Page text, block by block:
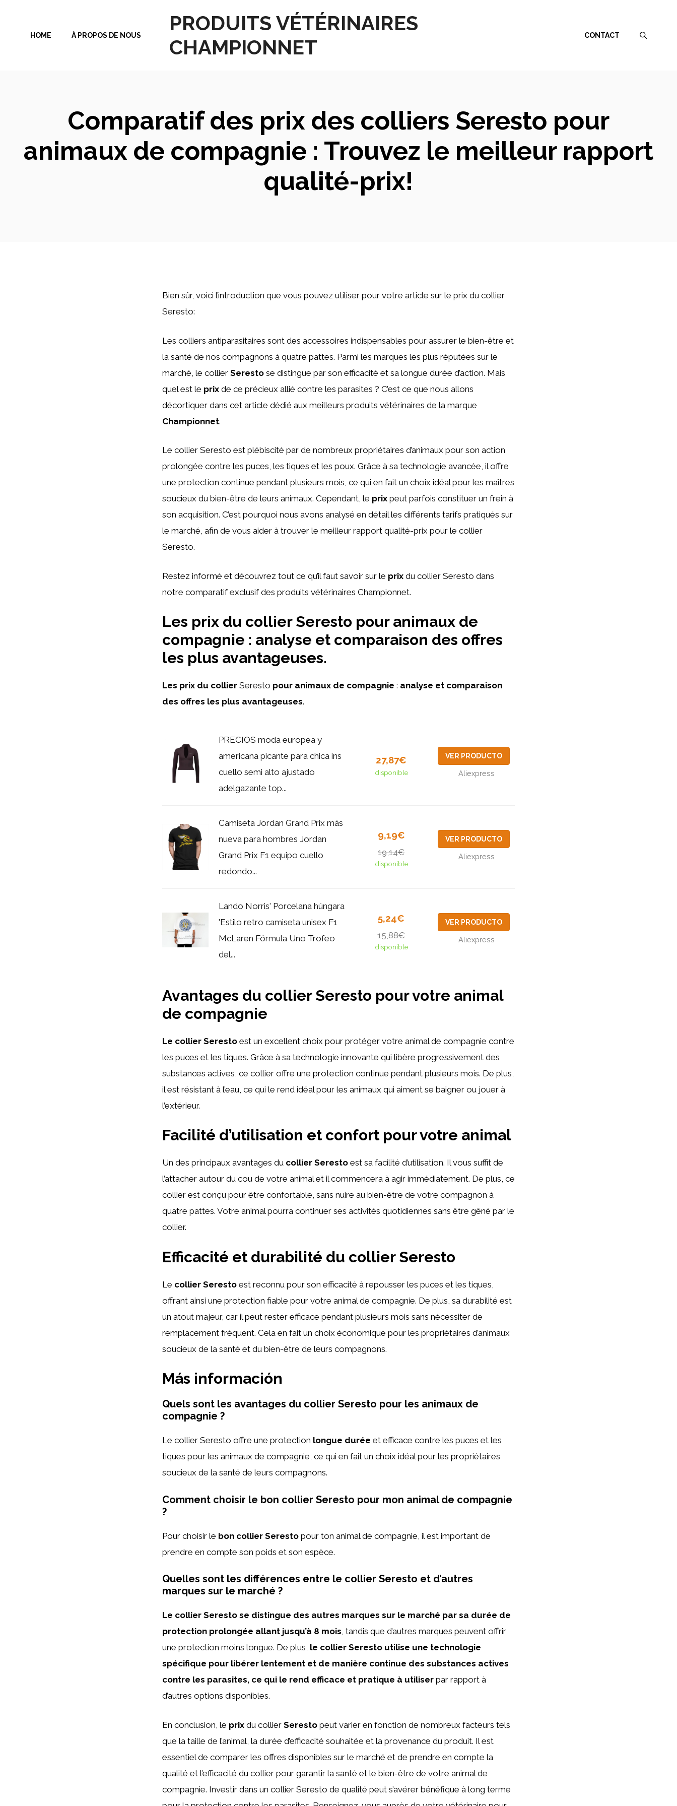
contenu
PRODUITS VÉTÉRINAIRES
CHAMPIONNET
HOME À PROPOS DE NOUS CONTACT
Comparatif des prix des colliers Seresto pour
animaux de compagnie : Trouvez le meilleur rapport
qualité-prix!
Bien sûr, voici l’introduction que vous pouvez utiliser pour votre article sur le prix du collier
Seresto:
Les colliers antiparasitaires sont des accessoires indispensables pour assurer le bien-être et
la santé de nos compagnons à quatre pattes. Parmi les marques les plus réputées sur le
marché, le collier Seresto se distingue par son efficacité et sa longue durée d’action. Mais
quel est le prix de ce précieux allié contre les parasites ? C’est ce que nous allons
décortiquer dans cet article dédié aux meilleurs produits vétérinaires de la marque
Championnet.
Le collier Seresto est plébiscité par de nombreux propriétaires d’animaux pour son action
prolongée contre les puces, les tiques et les poux. Grâce à sa technologie avancée, il offre
une protection continue pendant plusieurs mois, ce qui en fait un choix idéal pour les maîtres
soucieux du bien-être de leurs animaux. Cependant, le prix peut parfois constituer un frein à
son acquisition. C’est pourquoi nous avons analysé en détail les différents tarifs pratiqués sur
le marché, afin de vous aider à trouver le meilleur rapport qualité-prix pour le collier
Seresto.
Restez informé et découvrez tout ce qu’il faut savoir sur le prix du collier Seresto dans
notre comparatif exclusif des produits vétérinaires Championnet.
Les prix du collier Seresto pour animaux de
compagnie : analyse et comparaison des offres
les plus avantageuses.
Les prix du collier Seresto pour animaux de compagnie : analyse et comparaison
des offres les plus avantageuses.
PRECIOS moda europea y
americana picante para chica ins
cuello semi alto ajustado
adelgazante top...
27,87€
disponible
VER PRODUCTO
Aliexpress
Camiseta Jordan Grand Prix más
nueva para hombres Jordan
Grand Prix F1 equipo cuello
redondo...
9,19€
19,14€
disponible
VER PRODUCTO
Aliexpress
Lando Norris' Porcelana húngara
'Estilo retro camiseta unisex F1
McLaren Fórmula Uno Trofeo
del...
5,24€
15,88€
disponible
VER PRODUCTO
Aliexpress
Avantages du collier Seresto pour votre animal
de compagnie
Le collier Seresto est un excellent choix pour protéger votre animal de compagnie contre
les puces et les tiques. Grâce à sa technologie innovante qui libère progressivement des
substances actives, ce collier offre une protection continue pendant plusieurs mois. De plus,
il est résistant à l’eau, ce qui le rend idéal pour les animaux qui aiment se baigner ou jouer à
l’extérieur.
Facilité d’utilisation et confort pour votre animal
Un des principaux avantages du collier Seresto est sa facilité d’utilisation. Il vous suffit de
l’attacher autour du cou de votre animal et il commencera à agir immédiatement. De plus, ce
collier est conçu pour être confortable, sans nuire au bien-être de votre compagnon à
quatre pattes. Votre animal pourra continuer ses activités quotidiennes sans être gêné par le
collier.
Efficacité et durabilité du collier Seresto
Le collier Seresto est reconnu pour son efficacité à repousser les puces et les tiques,
offrant ainsi une protection fiable pour votre animal de compagnie. De plus, sa durabilité est
un atout majeur, car il peut rester efficace pendant plusieurs mois sans nécessiter de
remplacement fréquent. Cela en fait un choix économique pour les propriétaires d’animaux
soucieux de la santé et du bien-être de leurs compagnons.
Más información
Quels sont les avantages du collier Seresto pour les animaux de
compagnie ?
Le collier Seresto offre une protection longue durée et efficace contre les puces et les
tiques pour les animaux de compagnie, ce qui en fait un choix idéal pour les propriétaires
soucieux de la santé de leurs compagnons.
Comment choisir le bon collier Seresto pour mon animal de compagnie
?
Pour choisir le bon collier Seresto pour ton animal de compagnie, il est important de
prendre en compte son poids et son espèce.
Quelles sont les différences entre le collier Seresto et d’autres
marques sur le marché ?
Le collier Seresto se distingue des autres marques sur le marché par sa durée de
protection prolongée allant jusqu’à 8 mois, tandis que d’autres marques peuvent offrir
une protection moins longue. De plus, le collier Seresto utilise une technologie
spécifique pour libérer lentement et de manière continue des substances actives
contre les parasites, ce qui le rend efficace et pratique à utiliser par rapport à
d’autres options disponibles.
En conclusion, le prix du collier Seresto peut varier en fonction de nombreux facteurs tels
que la taille de l’animal, la durée d’efficacité souhaitée et la provenance du produit. Il est
essentiel de comparer les offres disponibles sur le marché et de prendre en compte la
qualité et l’efficacité du collier pour garantir la santé et le bien-être de votre animal de
compagnie. Investir dans un collier Seresto de qualité peut s’avérer bénéfique à long terme